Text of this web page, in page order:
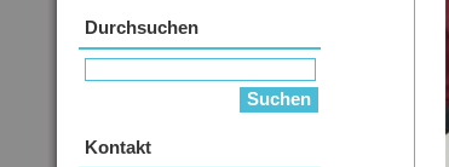
Durchsuchen
Kontakt